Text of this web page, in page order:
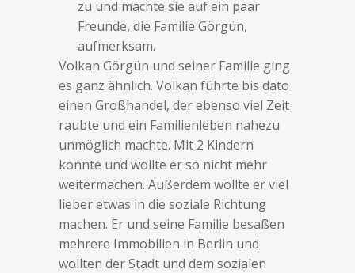
zu und machte sie auf ein paar
Freunde, die Familie Görgün,
aufmerksam.
Volkan Görgün und seiner Familie ging
es ganz ähnlich. Volkan führte bis dato
einen Großhandel, der ebenso viel Zeit
raubte und ein Familienleben nahezu
unmöglich machte. Mit 2 Kindern
konnte und wollte er so nicht mehr
weitermachen. Außerdem wollte er viel
lieber etwas in die soziale Richtung
machen. Er und seine Familie besaßen
mehrere Immobilien in Berlin und
wollten der Stadt und dem sozialen